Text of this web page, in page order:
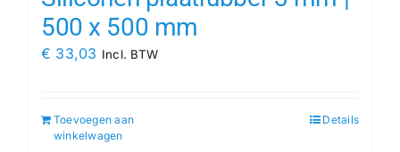
500 x 500 mm
€ 33,03 Incl. BTW
Toevoegen aan
winkelwagen
Details